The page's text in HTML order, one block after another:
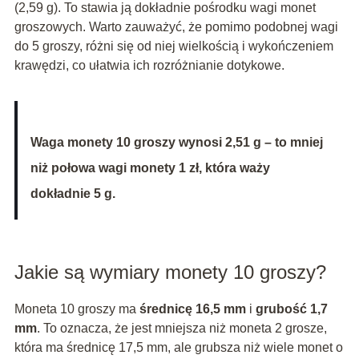
(2,59 g). To stawia ją dokładnie pośrodku wagi monet
groszowych. Warto zauważyć, że pomimo podobnej wagi
do 5 groszy, różni się od niej wielkością i wykończeniem
krawędzi, co ułatwia ich rozróżnianie dotykowe.
Waga monety 10 groszy wynosi 2,51 g – to mniej
niż połowa wagi monety 1 zł, która waży
dokładnie 5 g.
Jakie są wymiary monety 10 groszy?
Moneta 10 groszy ma średnicę 16,5 mmi grubość 1,7
mm. To oznacza, że jest mniejsza niż moneta 2 grosze,
która ma średnicę 17,5 mm, ale grubsza niż wiele monet o